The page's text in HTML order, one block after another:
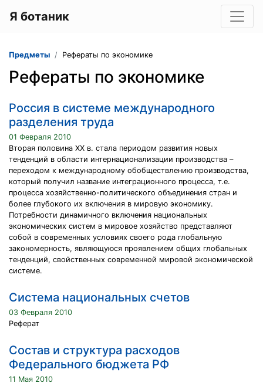
Я ботаник
Предметы Рефераты по экономике
Рефераты по экономике
Россия в системе международного
разделения труда
01 Февраля 2010
Вторая половина XX в. стала периодом развития новых
тенденций в области интернационализации производства –
переходом к международному обобществлению производства,
который получил название интеграционного процесса, т.е.
процесса хозяйственно-политического объединения стран и
более глубокого их включения в мировую экономику.
Потребности динамичного включения национальных
экономических систем в мировое хозяйство представляют
собой в современных условиях своего рода глобальную
закономерность, являющуюся проявлением общих глобальных
тенденций, свойственных современной мировой экономической
системе.
Система национальных счетов
03 Февраля 2010
Реферат
Состав и структура расходов
Федерального бюджета РФ
11 Мая 2010